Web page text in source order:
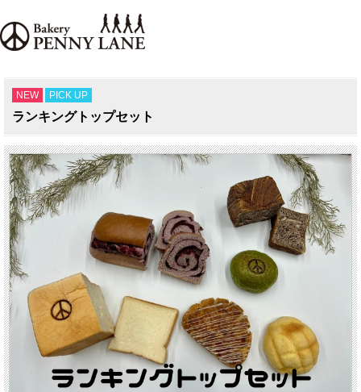
NEW PICK UP
ランキングトップセット